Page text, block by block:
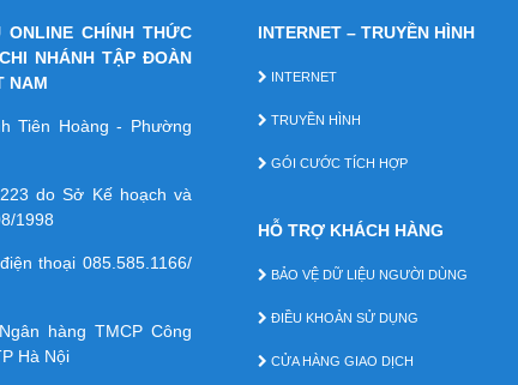
CHÍNH THỨC
NHÁNH TẬP ĐOÀN
NAM
Tiên Hoàng - Phường
do Sở Kế hoạch và
1998
thoại 085.585.1166/
hàng TMCP Công
Hà Nội
INTERNET – TRUYỀN HÌNH
INTERNET
TRUYỀN HÌNH
GÓI CƯỚC TÍCH HỢP
HỖ TRỢ KHÁCH HÀNG
BẢO VỆ DỮ LIỆU NGƯỜI DÙNG
ĐIỀU KHOẢN SỬ DỤNG
CỬA HÀNG GIAO DỊCH